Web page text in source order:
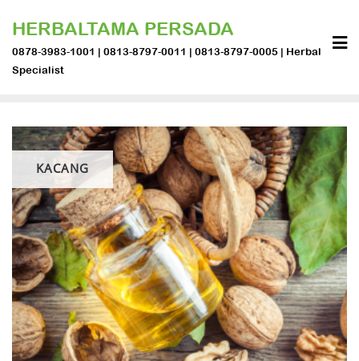
content
HERBALTAMA PERSADA
0878-3983-1001 | 0813-8797-0011 | 0813-8797-0005 | Herbal
Specialist
KACANG